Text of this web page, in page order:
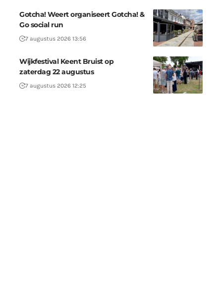
Gotcha! Weert organiseert Gotcha! &
Go social run
7 augustus 2026 13:56
Wijkfestival Keent Bruist op
zaterdag 22 augustus
7 augustus 2026 12:25